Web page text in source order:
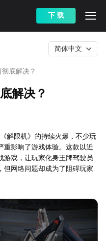
下 载
底解决？
简体中文
解决？
解限机》的持续火爆，不少玩
重影响了游戏体验。这款以近
游戏，让玩家化身王牌驾驶员
但网络问题却成为了阻碍玩家